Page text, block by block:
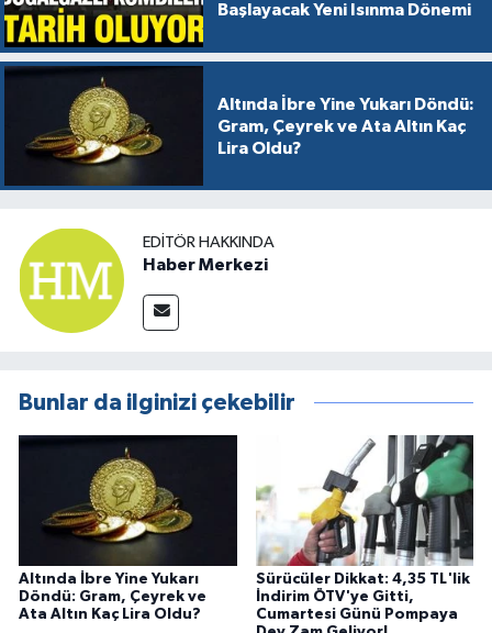
Başlayacak Yeni Isınma Dönemi
Altında İbre Yine Yukarı Döndü:
Gram, Çeyrek ve Ata Altın Kaç
Lira Oldu?
EDITÖR HAKKINDA
Haber Merkezi
Bunlar da ilginizi çekebilir
Altında İbre Yine Yukarı
Döndü: Gram, Çeyrek ve
Ata Altın Kaç Lira Oldu?
Sürücüler Dikkat: 4,35 TL'lik
İndirim ÖTV'ye Gitti,
Cumartesi Günü Pompaya